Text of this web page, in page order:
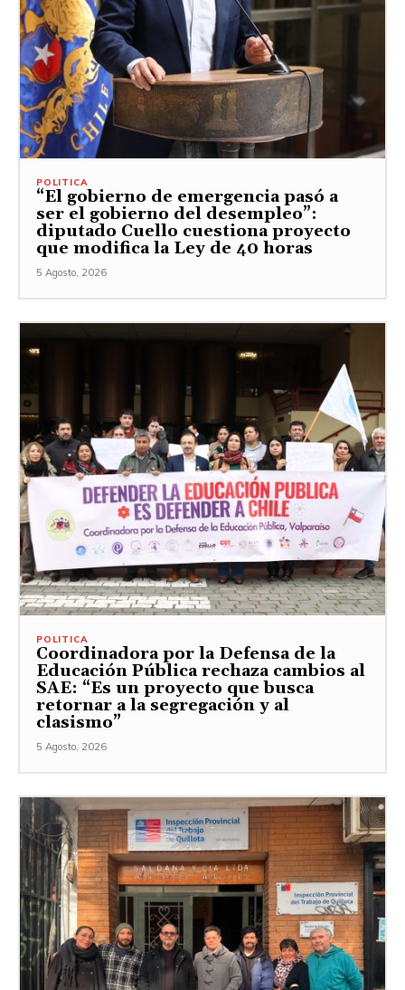
POLITICA
“El gobierno de emergencia pasó a
ser el gobierno del desempleo”:
diputado Cuello cuestiona proyecto
que modifica la Ley de 40 horas
5 Agosto, 2026
POLITICA
Coordinadora por la Defensa de la
Educación Pública rechaza cambios al
SAE: “Es un proyecto que busca
retornar a la segregación y al
clasismo”
5 Agosto, 2026